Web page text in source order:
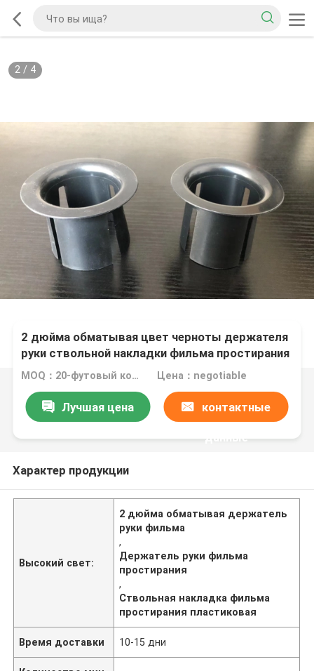
2/ 4
2 дюйма обматывая цвет черноты держателя
руки ствольной накладки фильма простирания
фильма пластиковый
MOQ：20-футовый контейнер Цена：negotiable
Лучшая цена контактные
данные
Характер продукции
Высокий свет:
2 дюйма обматывая держатель
руки фильма
,
Держатель руки фильма
простирания
,
Ствольная накладка фильма
простирания пластиковая
Время доставки 10-15 дни